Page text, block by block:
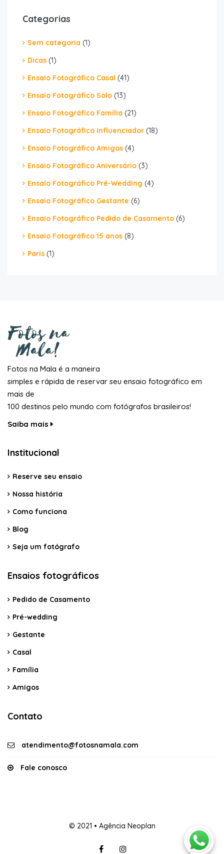
Categorias
Sem categoria (1)
Dicas (1)
Ensaio Fotográfico Casal (41)
Ensaio Fotográfico Solo (13)
Ensaio Fotográfico Família (21)
Ensaio Fotográfico Influenciador (18)
Ensaio Fotográfico Amigos (4)
Ensaio Fotográfico Aniversário (3)
Ensaio Fotográfico Pré-Wedding (4)
Ensaio Fotográfico Gestante (6)
Ensaio Fotográfico Pedido de Casamento (6)
Ensaio Fotográfico 15 anos (8)
Paris (1)
Fotos na Mala é a maneira
simples e rápida de reservar seu ensaio fotográfico em
mais de
100 destinos pelo mundo com fotógrafos brasileiros!
Saiba mais
Institucional
Reserve seu ensaio
Nossa história
Como funciona
Blog
Seja um fotógrafo
Ensaios fotográficos
Pedido de Casamento
Pré-wedding
Gestante
Casal
Família
Amigos
Contato
atendimento@fotosnamala.com
Fale conosco
© 2021 • Agência Neoplan